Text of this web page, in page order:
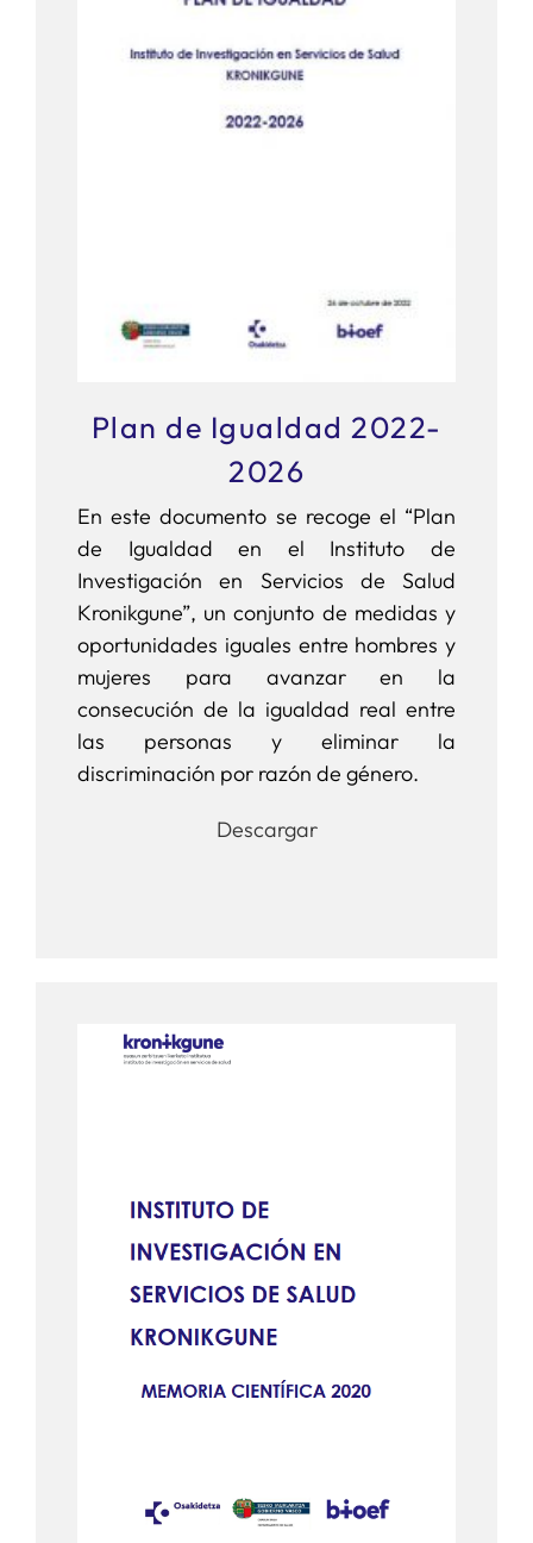
Plan de Igualdad 2022-
2026
En este documento se recoge el “Plan
de Igualdad en el Instituto de
Investigación en Servicios de Salud
Kronikgune”, un conjunto de medidas y
oportunidades iguales entre hombres y
mujeres para avanzar en la
consecución de la igualdad real entre
las personas y eliminar la
discriminación por razón de género.
Descargar